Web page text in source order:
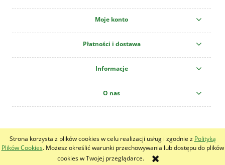
Strona korzysta z plików cookies w celu realizacji usług i zgodnie z Polityką
Plików Cookies. Możesz określić warunki przechowywania lub dostępu do plików
cookies w Twojej przeglądarce.
Moje konto
Płatności i dostawa
Informacje
O nas
pokaż pełną wersję strony
Sklep internetowy Shoper.pl